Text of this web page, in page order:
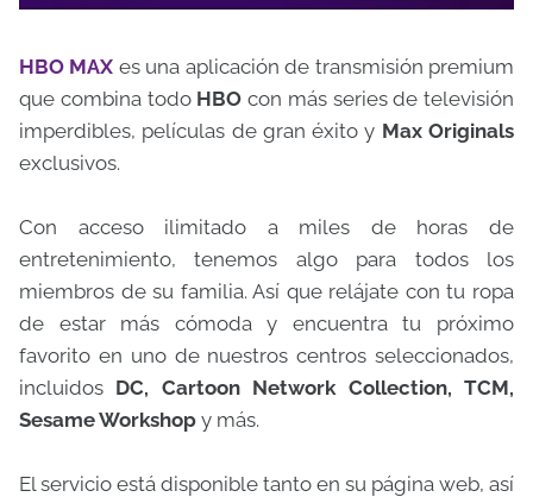
HBO MAX es una aplicación de transmisión premium
que combina todo HBO con más series de televisión
imperdibles, películas de gran éxito y Max Originals
exclusivos.
Con acceso ilimitado a miles de horas de
entretenimiento, tenemos algo para todos los
miembros de su familia. Así que relájate con tu ropa
de estar más cómoda y encuentra tu próximo
favorito en uno de nuestros centros seleccionados,
incluidos DC, Cartoon Network Collection, TCM,
Sesame Workshop y más.
El servicio está disponible tanto en su página web, así